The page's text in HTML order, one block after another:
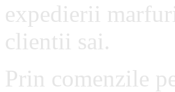
expedierii
clientii sai.
Prin comenzile